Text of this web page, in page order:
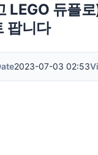
LEGO 듀플
팝니다
2023-07-03 02:53